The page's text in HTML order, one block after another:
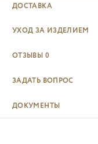
ДОСТАВКА
УХОД ЗА ИЗДЕЛИЕМ
ОТЗЫВЫ 0
ЗАДАТЬ ВОПРОС
ДОКУМЕНТЫ